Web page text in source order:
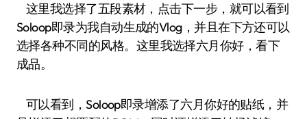
这里我选择了五段素材，点击下一步，就可以看到
Soloop即录为我自动生成的Vlog，并且在下方还可以
选择各种不同的风格。这里我选择六月你好，看下
成品。
可以看到，Soloop即录增添了六月你好的贴纸，并